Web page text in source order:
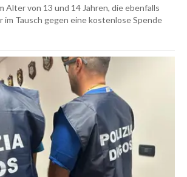
Alter von 13 und 14 Jahren, die ebenfalls
im Tausch gegen eine kostenlose Spende